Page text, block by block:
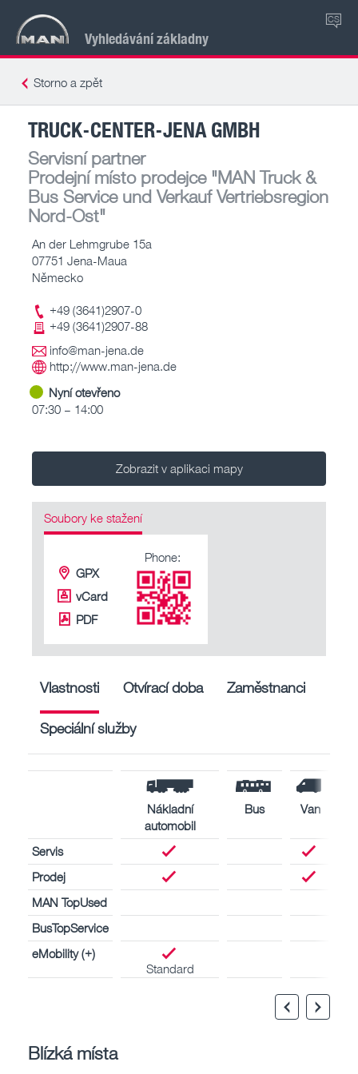
Vyhledávání základny
CS
Storno a zpět
TRUCK-CENTER-JENA GMBH
Servisní partner
Prodejní místo prodejce"MAN Truck &
Bus Service und Verkauf Vertriebsregion
Nord-Ost"
An der Lehmgrube 15a
07751 Jena-Maua
Německo
+49 (3641)2907-0
+49 (3641)2907-88
info@man-jena.de
http://www.man-jena.de
Nyní otevřeno
07:30 – 14:00
Zobrazit v aplikaci mapy
Soubory ke stažení
GPX
vCard
PDF
Phone:
Vlastnosti Otvírací doba Zaměstnanci
Speciální služby
Nákladní
automobil
Bus Van
Servis
Prodej
MAN TopUsed
BusTopService
eMobility (+)
Standard
Blízká místa